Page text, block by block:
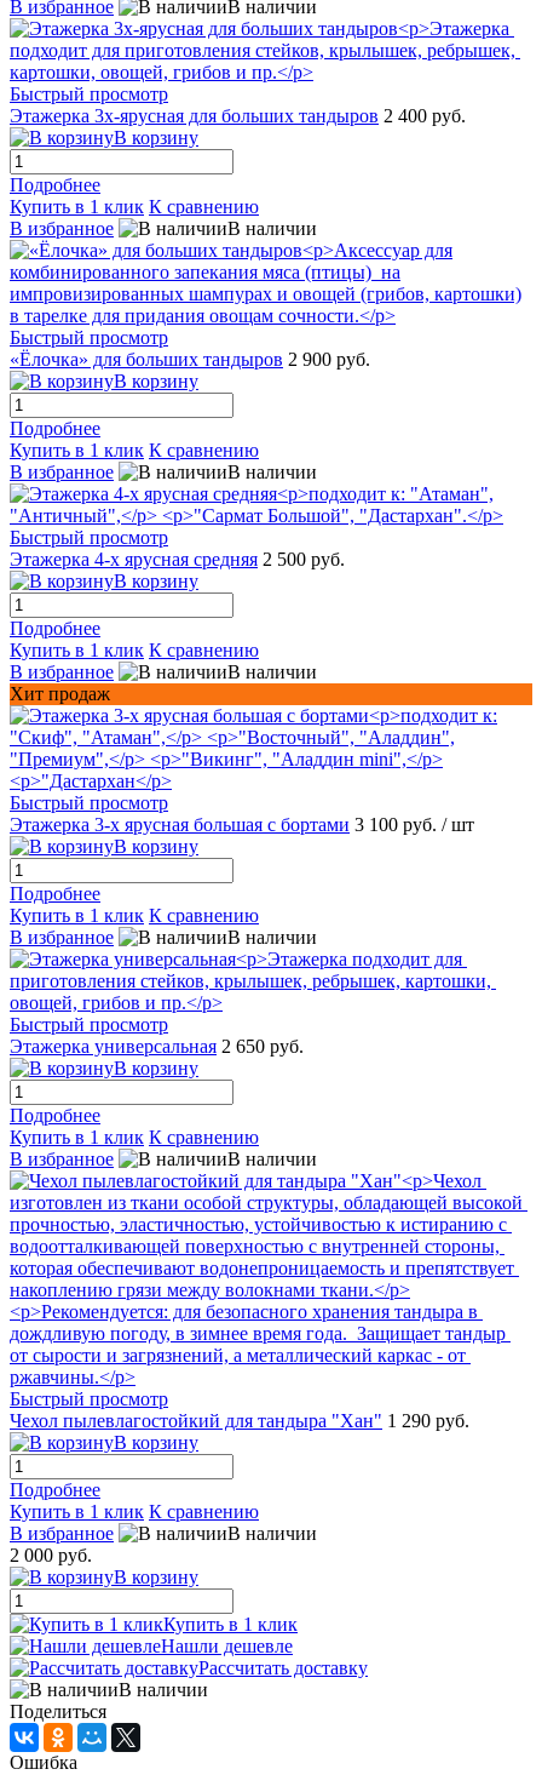
В избранное В наличии
Быстрый просмотр
Этажерка 3х-ярусная для больших тандыров 2 400 руб.
В корзину
Подробнее
Купить в 1 клик К сравнению
В избранное
В наличии
Быстрый просмотр
«Ёлочка» для больших тандыров 2 900 руб.
В корзину
Подробнее
Купить в 1 клик К сравнению
В избранное
В наличии
Быстрый просмотр
Этажерка 4-х ярусная средняя 2 500 руб.
В корзину
Подробнее
Купить в 1 клик К сравнению
В избранное
В наличии
Хит продаж
Быстрый просмотр
Этажерка 3-х ярусная большая с бортами 3 100 руб. / шт
В корзину
Подробнее
Купить в 1 клик К сравнению
В избранное
В наличии
Быстрый просмотр
Этажерка универсальная 2 650 руб.
В корзину
Подробнее
Купить в 1 клик К сравнению
В избранное
В наличии
Быстрый просмотр
Чехол пылевлагостойкий для тандыра "Хан" 1 290 руб.
В корзину
Подробнее
Купить в 1 клик К сравнению
В избранное
В наличии
2 000 руб.
В корзину
Купить в 1 клик
Нашли дешевле
Рассчитать доставку
В наличии
Поделиться
Ошибка